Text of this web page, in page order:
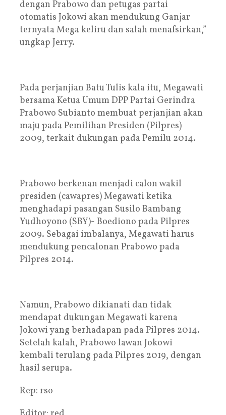
dengan Prabowo dan petugas partai
otomatis Jokowi akan mendukung Ganjar
ternyata Mega keliru dan salah menafsirkan,”
ungkap Jerry.
Pada perjanjian Batu Tulis kala itu, Megawati
bersama Ketua Umum DPP Partai Gerindra
Prabowo Subianto membuat perjanjian akan
maju pada Pemilihan Presiden (Pilpres)
2009, terkait dukungan pada Pemilu 2014.
Prabowo berkenan menjadi calon wakil
presiden (cawapres) Megawati ketika
menghadapi pasangan Susilo Bambang
Yudhoyono (SBY)- Boediono pada Pilpres
2009. Sebagai imbalanya, Megawati harus
mendukung pencalonan Prabowo pada
Pilpres 2014.
Namun, Prabowo dikianati dan tidak
mendapat dukungan Megawati karena
Jokowi yang berhadapan pada Pilpres 2014.
Setelah kalah, Prabowo lawan Jokowi
kembali terulang pada Pilpres 2019, dengan
hasil serupa.
Rep: rso